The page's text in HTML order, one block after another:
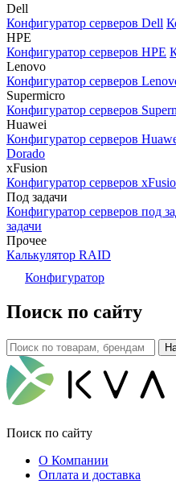
Dell
Конфигуратор серверов Dell
HPE
Конфигуратор серверов HPE
Lenovo
Конфигуратор серверов
Supermicro
Конфигуратор серверов
Huawei
Конфигуратор серверов
Dorado
xFusion
Конфигуратор серверов
Под задачи
Конфигуратор серверов под
задачи
Прочее
Калькулятор RAID
Конфигуратор
Поиск по сайту
Поиск по сайту
О Компании
Оплата и доставка